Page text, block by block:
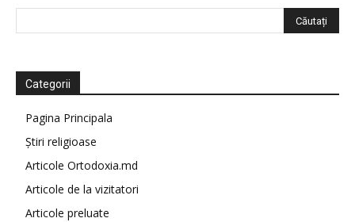
Categorii
Pagina Principala
Știri religioase
Articole Ortodoxia.md
Articole de la vizitatori
Articole preluate